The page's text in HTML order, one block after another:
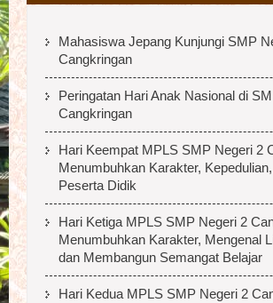
Mahasiswa Jepang Kunjungi SMP
Cangkringan
Peringatan Hari Anak Nasional di
Cangkringan
Hari Keempat MPLS SMP Negeri 2
Menumbuhkan Karakter,
Peserta Didik
Hari Ketiga MPLS SMP Negeri 2
Menumbuhkan Karakter, Mengenal
dan Membangun Semangat Belajar
Hari Kedua MPLS SMP Negeri 2